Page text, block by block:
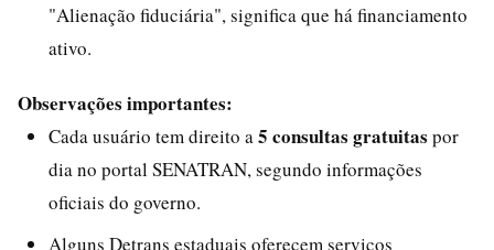
"Alienação fiduciária", significa que há financiamento
ativo.
Observações importantes:
Cada usuário tem direito a 5 consultas gratuitas por
dia no portal SENATRAN, segundo informações
oficiais do governo.
Alguns Detrans estaduais oferecem serviços